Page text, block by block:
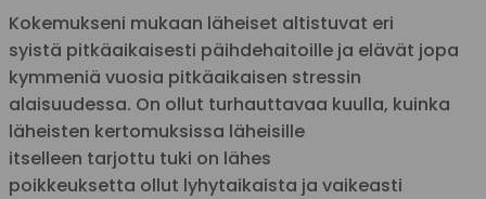
Kokemukseni mukaan läheiset altistuvat eri
syistä pitkäaikaisesti päihdehaitoille ja elävät jopa
kymmeniä vuosia pitkäaikaisen stressin
alaisuudessa. On ollut turhauttavaa kuulla, kuinka
läheisten kertomuksissa läheisille
itselleen tarjottu tuki on lähes
poikkeuksetta ollut lyhytaikaista ja vaikeasti